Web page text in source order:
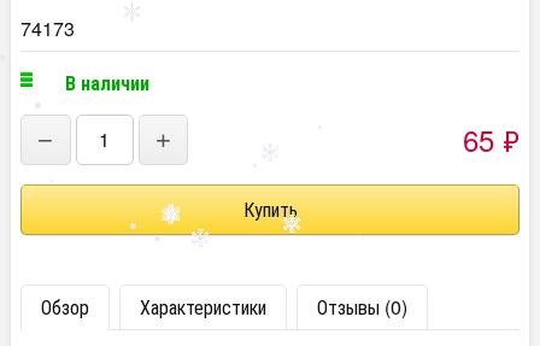
74173
В наличии
− + 65 ₽
Обзор Характеристики
Отзывы (0)